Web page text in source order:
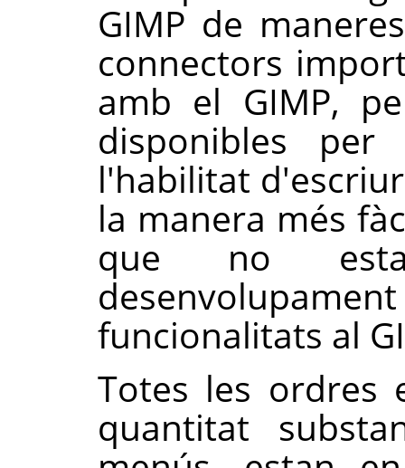
GIMPde
connectors
amb el GIMP,
disponibles
l'habilitat
la manera més
que no
funcionalitats al
Totes les ordres
quantitat